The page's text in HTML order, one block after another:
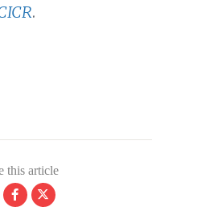
.
this article